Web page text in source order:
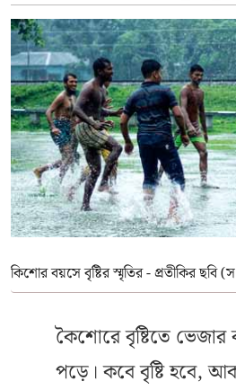
কিশোর বয়সে বৃষ্টির স্মৃতির - প্রতীকির ছবি
কৈশোরে বৃষ্টিতে
পড়ে। কবে বৃষ্টি হবে,